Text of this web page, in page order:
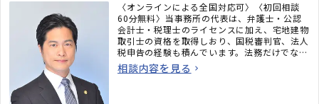
〈オンラインによる全国対応可〉〈初回相談
60分無料〉当事務所の代表は、弁護士・公認
会計士・税理士のライセンスに加え、宅地建物
取引士の資格を取得しおり、国税審判官、法人
税申告の経験も積んでいます。法務だけでな
く、税務のことまで考えた包括的なサポートを
ご提供いたします。不動産・相続でお困りの
相談内容を見る